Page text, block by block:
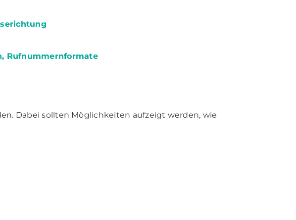
Rufnummernformate
Dabei sollten Möglichkeiten aufzeigt werden, wie